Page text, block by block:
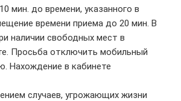
мин. до времени, указанного в
времени приема до 20 мин. В
наличии свободных мест в
Просьба отключить мобильный
Нахождение в кабинете
случаев, угрожающих жизни